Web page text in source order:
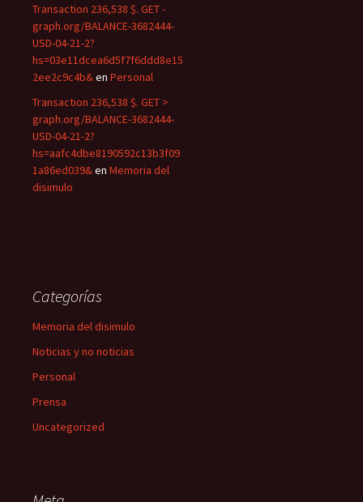
Transaction 236,538 $. GET -
graph.org/BALANCE-3682444-
USD-04-21-2?
hs=03e11dcea6d5f7f6ddd8e15
2ee2c9c4b&en Personal
Transaction 236,538 $. GET >
graph.org/BALANCE-3682444-
USD-04-21-2?
hs=aafc4dbe8190592c13b3f09
1a86ed039&en Memoria del
disimulo
Categorías
Memoria del disimulo
Noticias y no noticias
Personal
Prensa
Uncategorized